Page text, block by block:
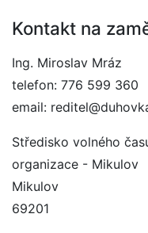
Kontakt na
Ing. Miroslav Mráz
telefon: 776 599 360
email:
Středisko volného
organizace - Mikulov
Mikulov
69201